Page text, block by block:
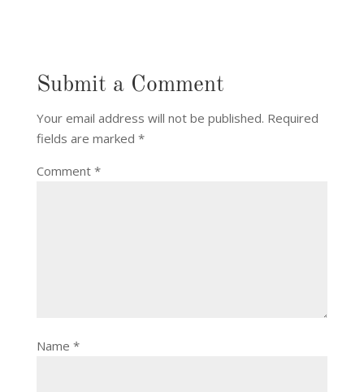
Submit a Comment
Your email address will not be published. Required
fields are marked *
Comment *
Name *